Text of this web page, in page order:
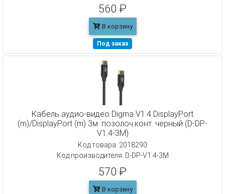
560 ₽
В корзину
Под заказ
Кабель аудио-видео Digma V1.4 DisplayPort
(m)/DisplayPort (m) 3м. позолоч.конт. черный (D-DP-
V1.4-3M)
Код товара: 2018290
Код производителя: D-DP-V1.4-3M
570 ₽
В корзину